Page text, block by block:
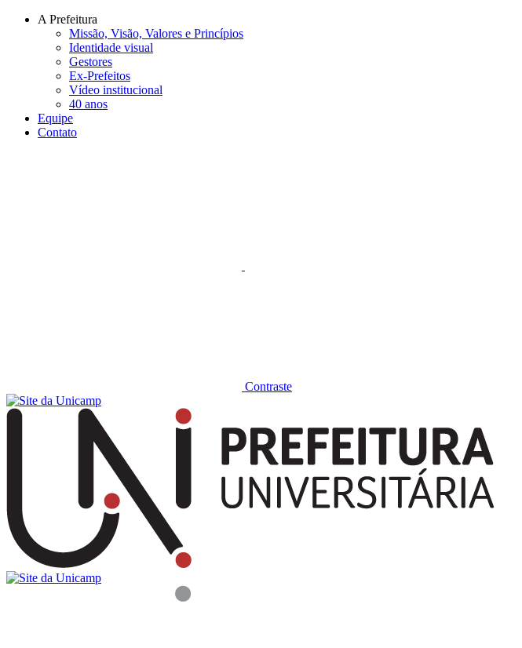
Conteúdo principal
A Prefeitura
Missão, Visão, Valores e Princípios
Identidade visual
Gestores
Ex-Prefeitos
Vídeo institucional
40 anos
Equipe
Contato
Contraste